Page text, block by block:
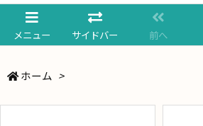
メニュー サイドバー 前へ
ホーム >